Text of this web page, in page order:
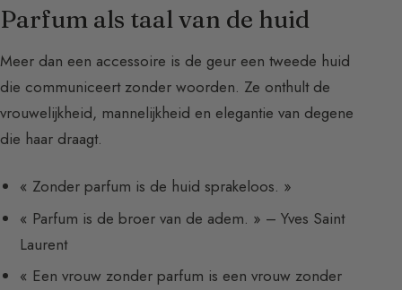
Parfum als taal van de huid
Meer dan een accessoire is de geur een tweede huid
die communiceert zonder woorden. Ze onthult de
vrouwelijkheid, mannelijkheid en elegantie van degene
die haar draagt.
« Zonder parfum is de huid sprakeloos. »
« Parfum is de broer van de adem. » – Yves Saint
Laurent
« Een vrouw zonder parfum is een vrouw zonder